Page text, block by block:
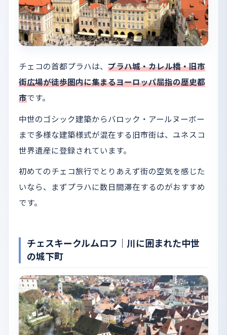
チェコの首都プラハは、 プラハ城・カレル橋・旧市
街広場が徒歩圏内に集まるヨーロッパ屈指の歴史都
市です。
中世のゴシック建築からバロック・アールヌーボー
まで多様な建築様式が混在する旧市街は、ユネスコ
世界遺産に登録されています。
初めてのチェコ旅行でとりあえず街の空気を感じた
いなら、まずプラハに数日間滞在するのがおすすめ
です。
チェスキークルムロフ｜川に囲まれた中世
の城下町